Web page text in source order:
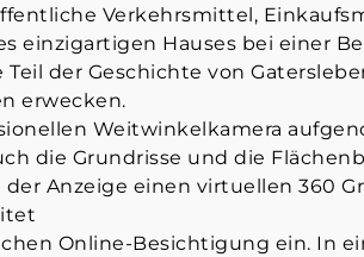
Verkehrsmittel,
einzigartigen Hauses bei einer
der Geschichte von
erwecken.
Weitwinkelkamera
die Grundrisse und die
Anzeige einen virtuellen 360
Online-Besichtigung ein. In